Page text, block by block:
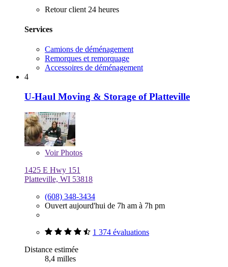
Retour client 24 heures
Services
Camions de déménagement
Remorques et remorquage
Accessoires de déménagement
4
U-Haul Moving & Storage of Platteville
VoirPhotos
1425 E Hwy 151
Platteville, WI 53818
(608) 348-3434
Ouvert aujourd'hui de 7h am à 7h pm
1 374 évaluations
Distance estimée
8,4 milles